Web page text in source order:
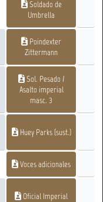
Soldado de
Umbrella
Poindexter
Zittermann
Sol. Pesado /
Asalto imperial
masc. 3
Huey Parks (sust.)
Voces adicionales
Oficial Imperial